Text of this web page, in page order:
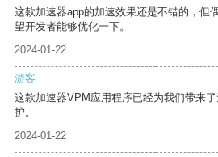
这款加速器app的加速效果还是不错的，但
望开发者能够优化一下。
2024-01-22
游客
这款加速器VPM应用程序已经为我们带来
护。
2024-01-22